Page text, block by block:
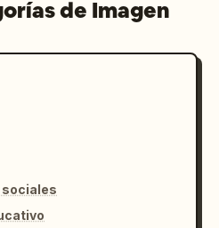
de Imagen
sociales